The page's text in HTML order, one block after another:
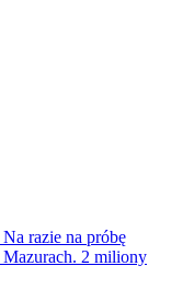
razie na próbę
2 miliony